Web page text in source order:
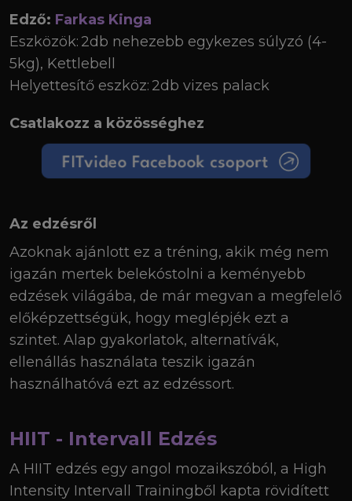
Edző: Farkas Kinga
Eszközök: 2db nehezebb egykezes súlyzó (4-
5kg), Kettlebell
Helyettesítő eszköz: 2db vizes palack
Csatlakozz a közösséghez
Az edzésről
Azoknak ajánlott ez a tréning, akik még nem
igazán mertek belekóstolni a keményebb
edzések világába, de már megvan a megfelelő
előképzettségük, hogy meglépjék ezt a
szintet. Alap gyakorlatok, alternatívák,
ellenállás használata teszik igazán
használhatóvá ezt az edzéssort.
HIIT - Intervall Edzés
A HIIT edzés egy angol mozaikszóból, a High
Intensity Intervall Trainingből kapta rövidített